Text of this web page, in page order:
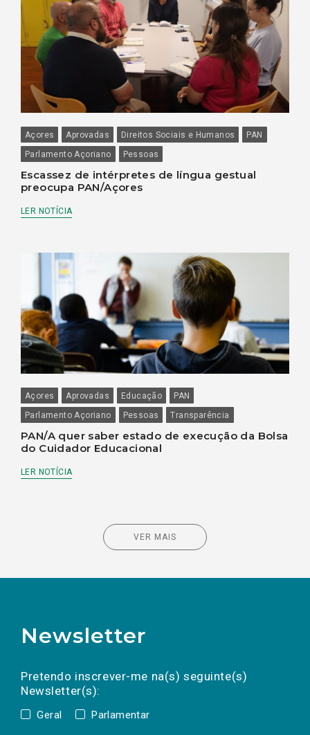
Açores Aprovadas Direitos Sociais e Humanos
PAN
Parlamento Açoriano
Pessoas
Escassez de intérpretes de língua gestual
preocupa PAN/Açores
LER NOTÍCIA
Açores Aprovadas Educação
PAN
Parlamento Açoriano
Pessoas Transparência
PAN/A quer saber estado de execução da Bolsa
do Cuidador Educacional
LER NOTÍCIA
VER MAIS
Newsletter
Pretendo inscrever-me na(s) seguinte(s)
Newsletter(s):
Geral Parlamentar
a(s) newsletter(s).
mail